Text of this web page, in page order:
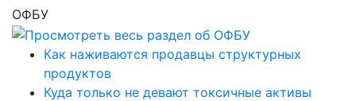
ОФБУ
Как наживаются продавцы структурных
продуктов
Куда только не девают токсичные активы